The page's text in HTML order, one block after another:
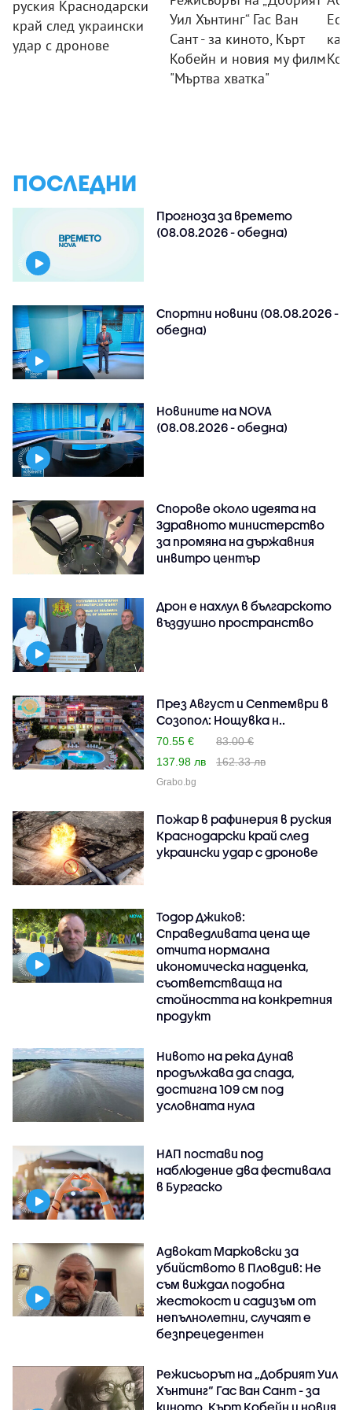
руския Краснодарски
край след украински
удар с дронове
Уил Хънтинг“ Гас Ван
Сант - за киното, Кърт
Кобейн и новия му филм
"Мъртва хватка"
ПОСЛЕДНИ
Прогноза за времето
(08.08.2026 - обедна)
Спортни новини (08.08.2026 -
обедна)
Новините на NOVA
(08.08.2026 - обедна)
Спорове около идеята на
Здравното министерство
за промяна на държавния
инвитро център
Дрон е нахлул в българското
въздушно пространство
През Август и Септември в
Созопол: Нощувка н..
70.55 €
83.00 €
137.98 лв
162.33 лв
Grabo.bg
Пожар в рафинерия в руския
Краснодарски край след
украински удар с дронове
Тодор Джиков:
Справедливата цена ще
отчита нормална
икономическа надценка,
съответстваща на
стойността на конкретния
продукт
Нивото на река Дунав
продължава да спада,
достигна 109 см под
условната нула
НАП постави под
наблюдение два фестивала
в Бургаско
Адвокат Марковски за
убийството в Пловдив: Не
съм виждал подобна
жестокост и садизъм от
непълнолетни, случаят е
безпрецедентен
Режисьорът на „Добрият Уил
Хънтинг“ Гас Ван Сант - за
киното, Кърт Кобейн и новия